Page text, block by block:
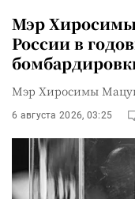
Мэр
России в
Мэр Хиросимы
6 августа 2026, 03:25